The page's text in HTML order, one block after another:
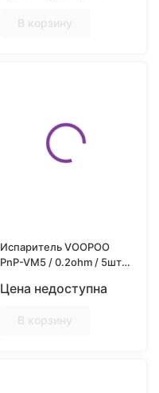
В корзину
Испаритель VOOPOO
PnP-VM5 / 0.2ohm / 5шт/
Цена недоступна
В корзину